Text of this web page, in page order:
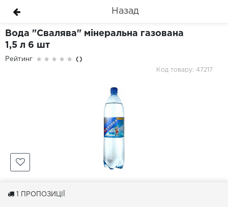
Назад
Вода "Свалява" мінеральна газована
1,5 л 6 шт
Рейтинг
()
Код товару: 47217
ПРОПОЗИЦІЇ